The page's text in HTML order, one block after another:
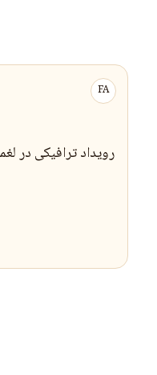
FA
رویداد ترافیکی در